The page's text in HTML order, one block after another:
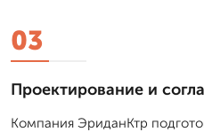
03
Проектирование и
Компания ЭриданКтр